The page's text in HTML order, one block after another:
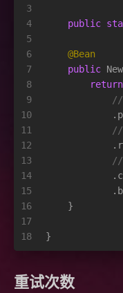
3
4
5
6
7
8
9
10
11
12
13
14
15
16
17
18
public
@Bean
public
return
//
//
//
    }
}
重试次数